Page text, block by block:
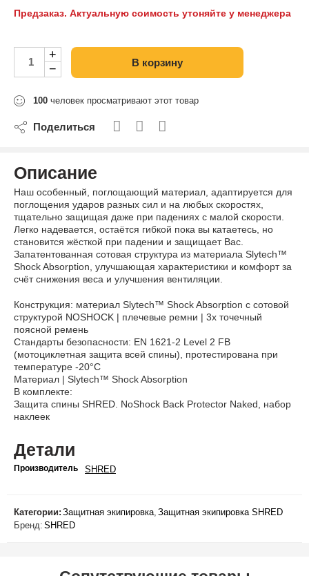
Предзаказ. Актуальную соимость утоняйте у менеджера
+
−
В корзину
100 человек просматривают этот товар
Поделиться
Описание
Наш особенный, поглощающий материал, адаптируется для
поглощения ударов разных сил и на любых скоростях,
тщательно защищая даже при падениях с малой скорости.
Легко надевается, остаётся гибкой пока вы катаетесь, но
становится жёсткой при падении и защищает Вас.
Запатентованная сотовая структура из материала Slytech™
Shock Absorption, улучшающая характеристики и комфорт за
счёт снижения веса и улучшения вентиляции.
Конструкция: материал Slytech™ Shock Absorption с сотовой
структурой NOSHOCK | плечевые ремни | 3х точечный
поясной ремень
Стандарты безопасности: EN 1621-2 Level 2 FB
(мотоциклетная защита всей спины), протестирована при
температуре -20°C
Материал | Slytech™ Shock Absorption
В комплекте:
Защита спины SHRED. NoShock Back Protector Naked, набор
наклеек
Детали
Производитель SHRED
Категории: Защитная экипировка, Защитная экипировка SHRED
Бренд: SHRED